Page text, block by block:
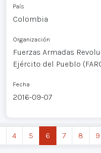
País
Colombia
Organización
Fuerzas Armadas
Ejército del Pueblo
Fecha
2016-09-07
4 5 6 7 8 9